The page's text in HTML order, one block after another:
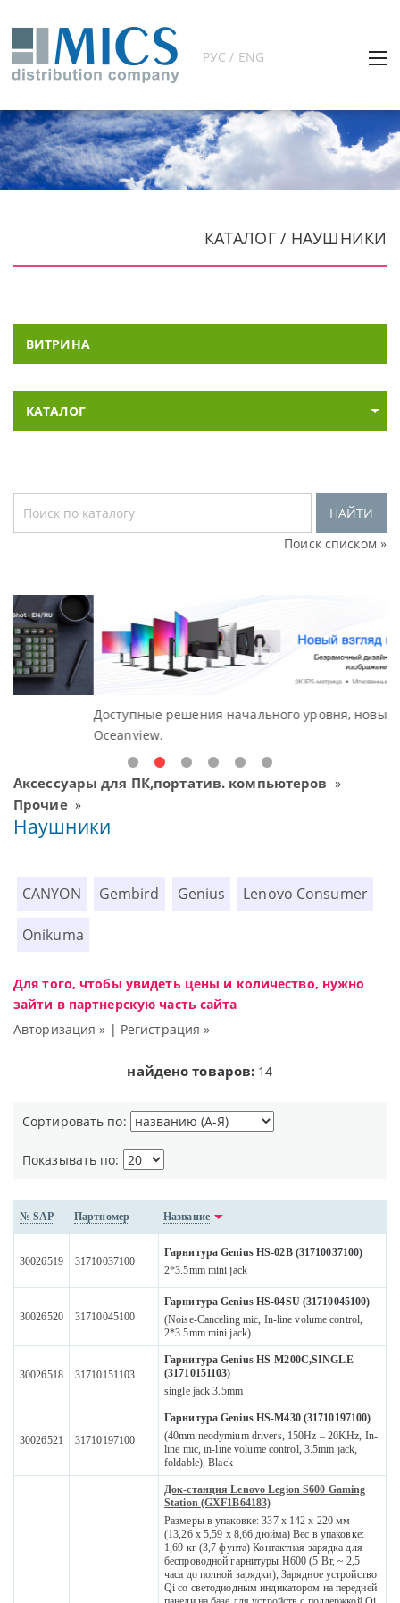
РУС / ENG
КАТАЛОГ / НАУШНИКИ
ВИТРИНА
КАТАЛОГ
НАЙТИ
Поиск списком »
Доступные решения начального уровня, новые мониторы
Аксессуары для ПК,портатив. компьютеров »
Прочие»
Наушники
CANYON Gembird Genius Lenovo Consumer
Onikuma
Для того, чтобы увидеть цены и количество, нужно
зайти в партнерскую часть сайта
Авторизация » | Регистрация »
найдено товаров: 14
Сортировать по:
Показывать по:
№ SAP Партномер Название
30026519 31710037100
Гарнитура Genius HS-02B (31710037100)
2*3.5mm mini jack
30026520 31710045100
Гарнитура Genius HS-04SU (31710045100)
(Noise-Canceling mic, In-line volume control,
2*3.5mm mini jack)
30026518 31710151103
Гарнитура Genius HS-M200C,SINGLE
(31710151103)
single jack 3.5mm
30026521 31710197100
Гарнитура Genius HS-M430 (31710197100)
(40mm neodymium drivers, 150Hz – 20KHz, In-
line mic, in-line volume control, 3.5mm jack,
foldable), Black
Док-станция Lenovo Legion S600 Gaming
Station (GXF1B64183)
Размеры в упаковке: 337 x 142 x 220 мм
(13,26 x 5,59 x 8,66 дюйма) Вес в упаковке:
1,69 кг (3,7 фунта) Контактная зарядка для
беспроводной гарнитуры H600 (5 Вт, ~ 2,5
часа до полной зарядки); Зарядное устройство
Qi со светодиодным индикатором на передней